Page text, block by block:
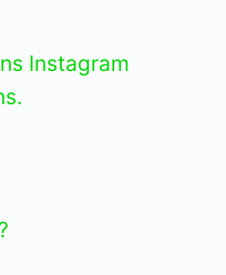
Instagram